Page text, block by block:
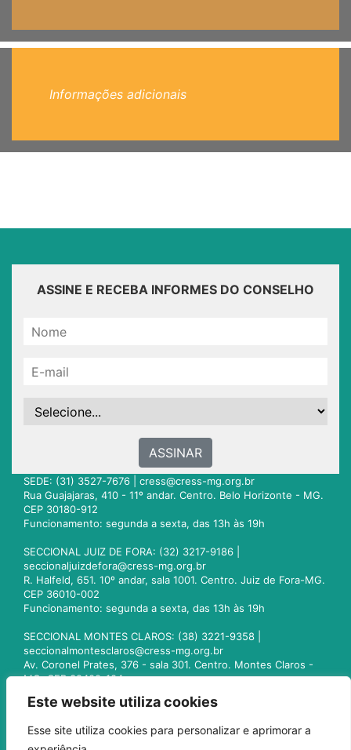
Este website utiliza cookies
Esse site utiliza cookies para personalizar e aprimorar a
Informações adicionais
ASSINE E RECEBA INFORMES DO CONSELHO
ASSINAR
SEDE: (31) 3527-7676 | cress@cress-mg.org.br
Rua Guajajaras, 410 - 11º andar. Centro. Belo Horizonte - MG.
CEP 30180-912
Funcionamento: segunda a sexta, das 13h às 19h
SECCIONAL JUIZ DE FORA: (32) 3217-9186 |
seccionaljuizdefora@cress-mg.org.br
R. Halfeld, 651. 10º andar, sala 1001. Centro. Juiz de Fora-MG.
CEP 36010-002
Funcionamento: segunda a sexta, das 13h às 19h
SECCIONAL MONTES CLAROS: (38) 3221-9358 |
seccionalmontesclaros@cress-mg.org.br
Av. Coronel Prates, 376 - sala 301. Centro. Montes Claros -
MG. CEP 39400-104
seccionaluberlandia@cress-mg.org.br